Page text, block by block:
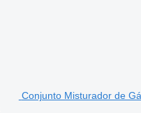
Conjunto Misturador de